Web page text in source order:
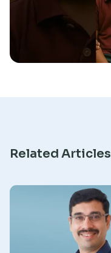
Related Articles